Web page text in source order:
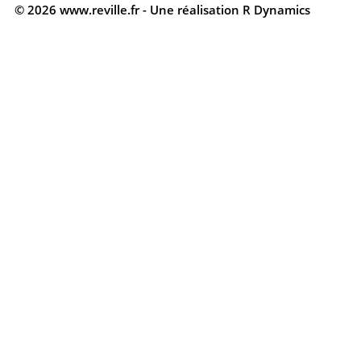
© 2026 www.reville.fr - Une réalisation R Dynamics